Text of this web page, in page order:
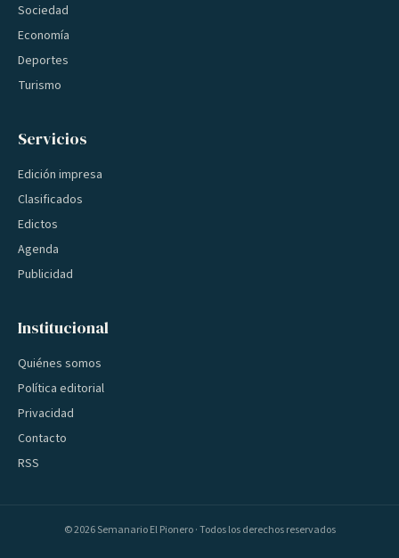
Sociedad
Economía
Deportes
Turismo
Servicios
Edición impresa
Clasificados
Edictos
Agenda
Publicidad
Institucional
Quiénes somos
Política editorial
Privacidad
Contacto
RSS
©2026Semanario El Pionero · Todos los derechos reservados